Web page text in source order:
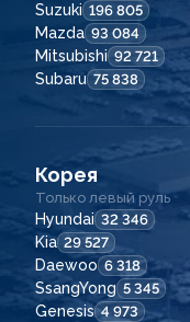
Suzuki 196 805
Mazda 93 084
Mitsubishi 92 721
Subaru 75 838
Корея
Только левый руль
Hyundai 32 346
Kia 29 527
Daewoo 6 318
SsangYong 5 345
Genesis 4 973